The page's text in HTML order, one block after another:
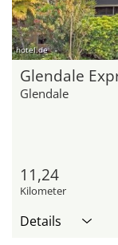
hotel.de
Glendale
Glendale
11,24
Kilometer
Details